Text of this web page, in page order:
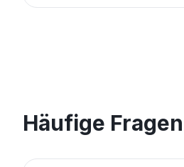
Häufige Fragen